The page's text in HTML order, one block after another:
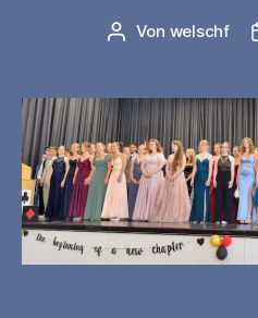
Beitragsautor
Von welschf